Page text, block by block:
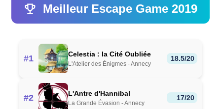
Meilleur Escape Game 2019
#1 Celestia : la Cité Oubliée
L'Atelier des Énigmes - Annecy
18.5/20
#2 L'Antre d'Hannibal
La Grande Évasion - Annecy
17/20